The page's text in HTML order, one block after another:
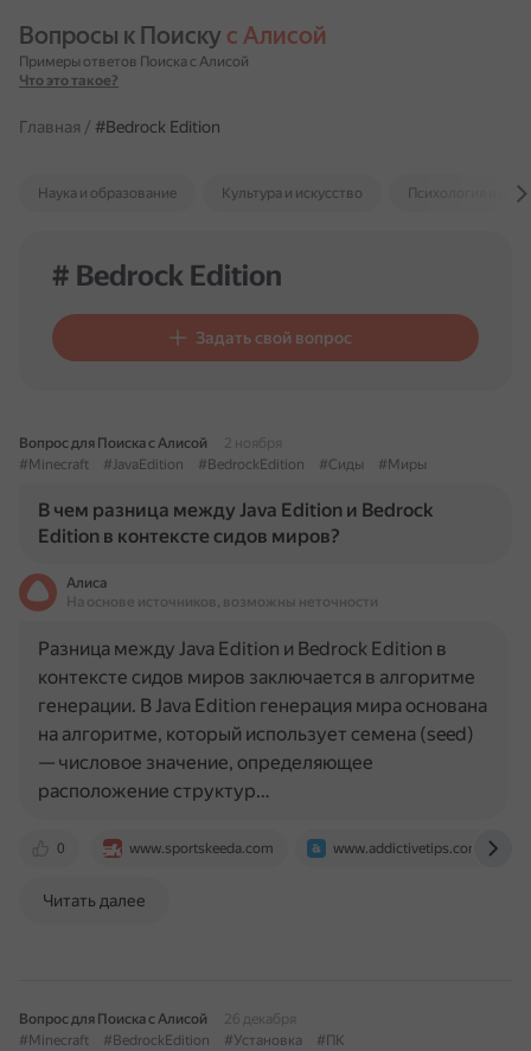
Вопросы к Поиску с Алисой
Примеры ответов Поиска с Алисой
Что это такое?
Главная / #Bedrock Edition
Наука и образование Культура и искусство Психология и
# Bedrock Edition
Задать свой вопрос
Вопрос для Поиска с Алисой
2 ноября
#Minecraft
#JavaEdition #BedrockEdition #Сиды #Миры
В чем разница между Java Edition и Bedrock
Edition в контексте сидов миров?
Алиса
На основе источников, возможны неточности
0 www.sportskeeda.com www.addictivetips.com
Разница между Java Edition и Bedrock Edition в
контексте сидов миров заключается в алгоритме
генерации. В Java Edition генерация мира основана
на алгоритме, который использует семена (seed)
— числовое значение, определяющее
расположение структур…
Читать далее
Вопрос для Поиска с Алисой
26 декабря
#Minecraft
#BedrockEdition #Установка #ПК